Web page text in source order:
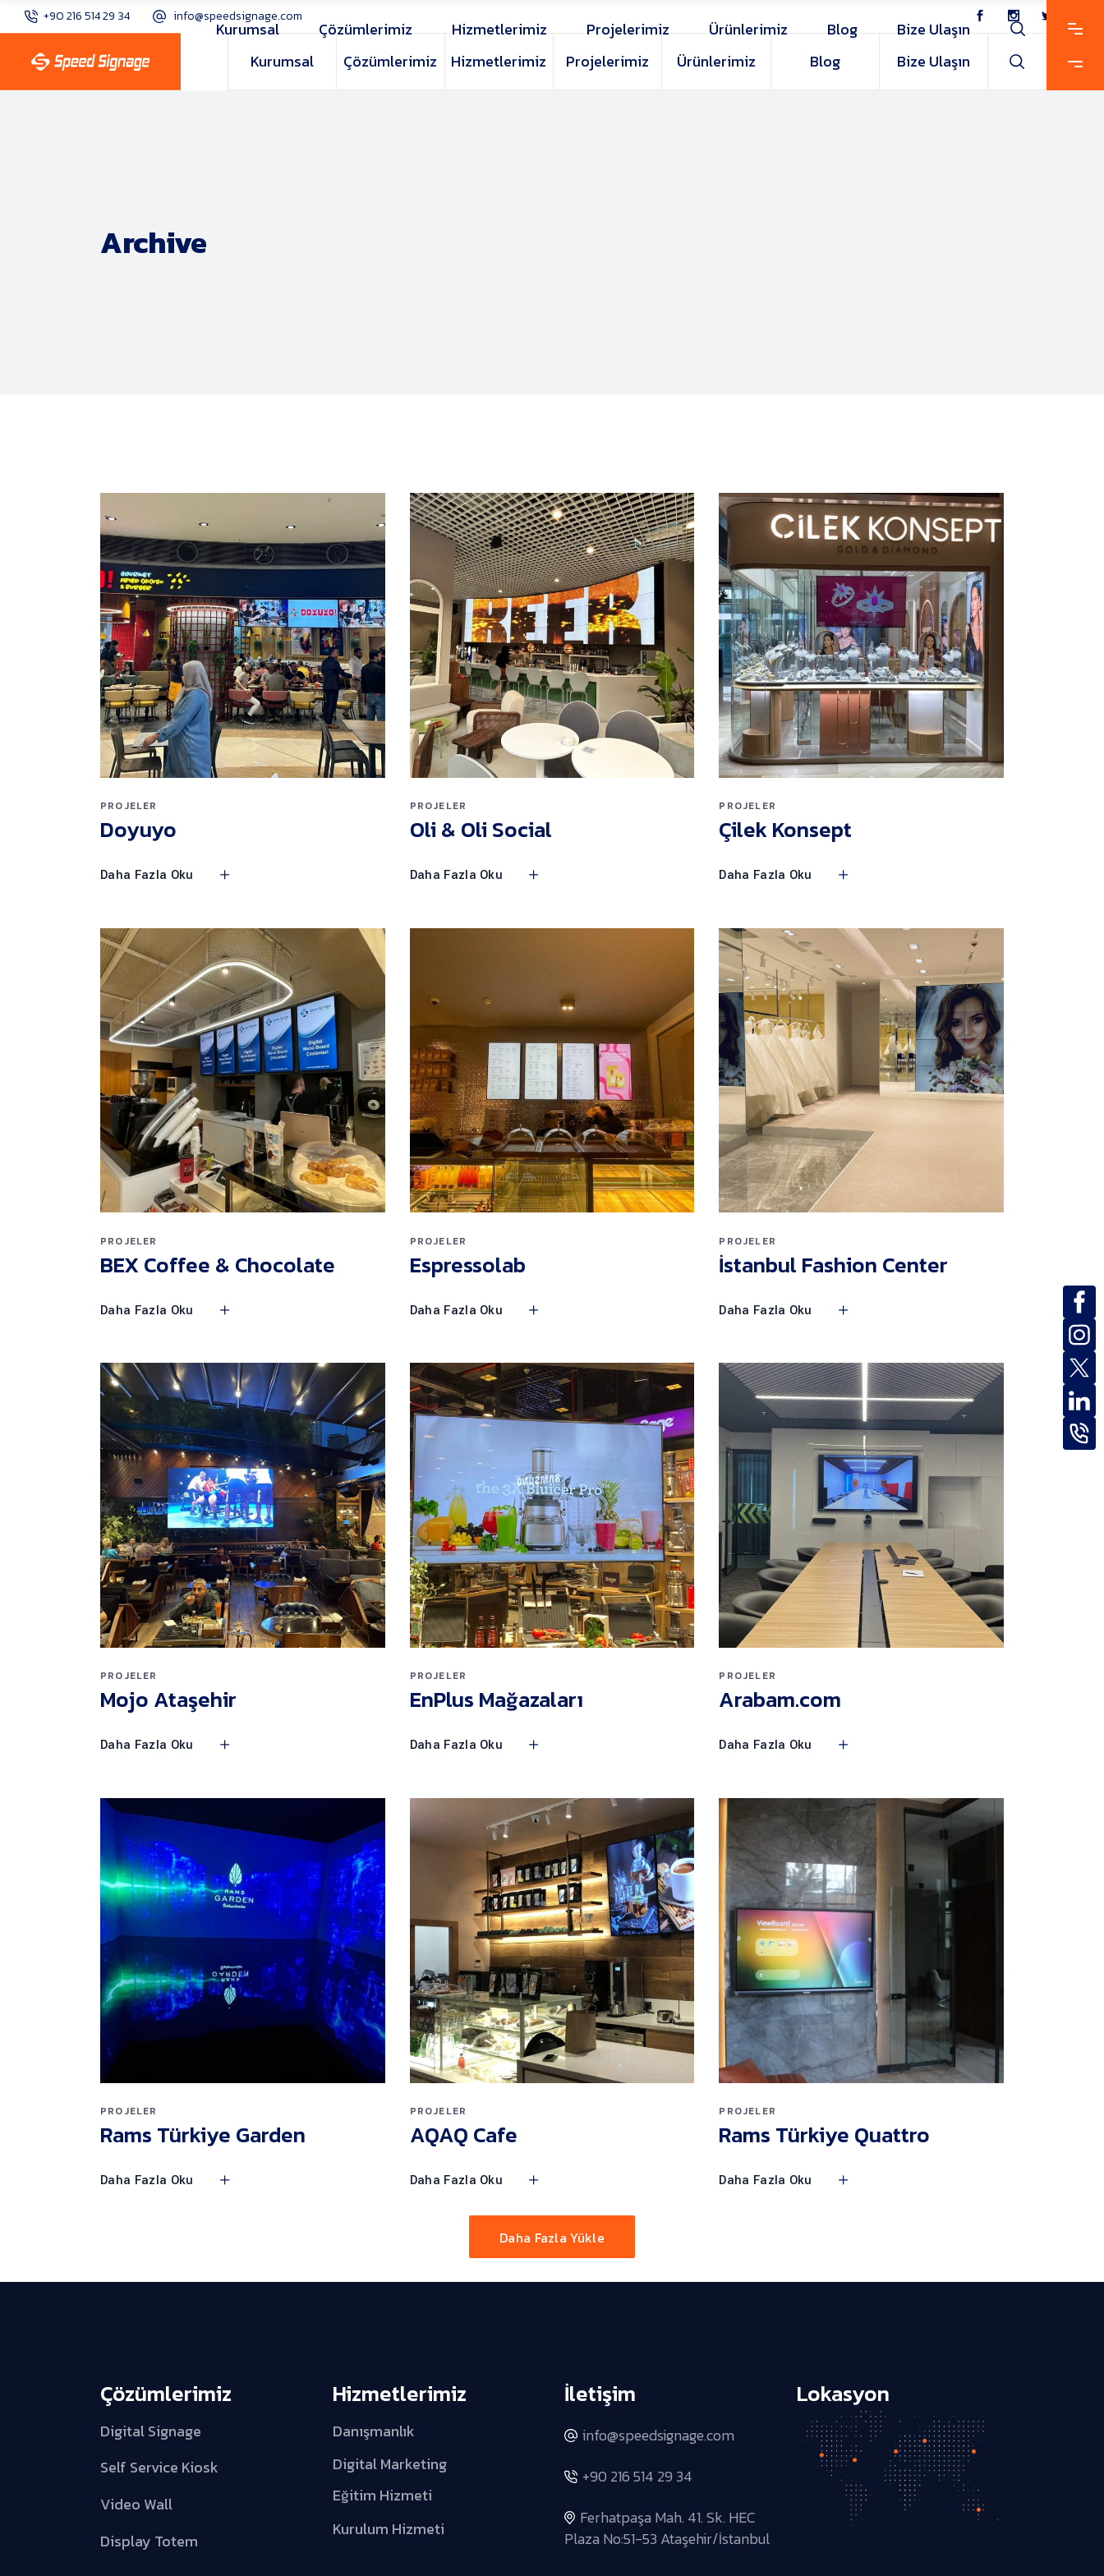
+90 216 514 29 34 info@speedsignage.com
Kurumsal Çözümlerimiz Hizmetlerimiz Projelerimiz Ürünlerimiz Blog Bize Ulaşın
Kurumsal Çözümlerimiz Hizmetlerimiz Projelerimiz Ürünlerimiz Blog Bize Ulaşın
Archive
PROJELER
Doyuyo
Daha Fazla Oku
PROJELER
Oli & Oli Social
Daha Fazla Oku
PROJELER
Çilek Konsept
Daha Fazla Oku
PROJELER
BEX Coffee & Chocolate
Daha Fazla Oku
PROJELER
Espressolab
Daha Fazla Oku
PROJELER
İstanbul Fashion Center
Daha Fazla Oku
PROJELER
Mojo Ataşehir
Daha Fazla Oku
PROJELER
EnPlus Mağazaları
Daha Fazla Oku
PROJELER
Arabam.com
Daha Fazla Oku
PROJELER
Rams Türkiye Garden
Daha Fazla Oku
PROJELER
AQAQ Cafe
Daha Fazla Oku
PROJELER
Rams Türkiye Quattro
Daha Fazla Oku
Daha Fazla Yükle
Çözümlerimiz
Digital Signage
Self Service Kiosk
Video Wall
Display Totem
Hizmetlerimiz
Danışmanlık
Digital Marketing
Eğitim Hizmeti
Kurulum Hizmeti
İletişim
info@speedsignage.com
+90 216 514 29 34
Ferhatpaşa Mah. 41. Sk. HEC
Plaza No:51-53 Ataşehir/İstanbul
Lokasyon